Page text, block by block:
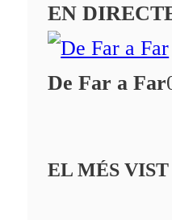
A la Carta
Programació
Qui som?
EN
De Far a Far
EL MÉS VIST